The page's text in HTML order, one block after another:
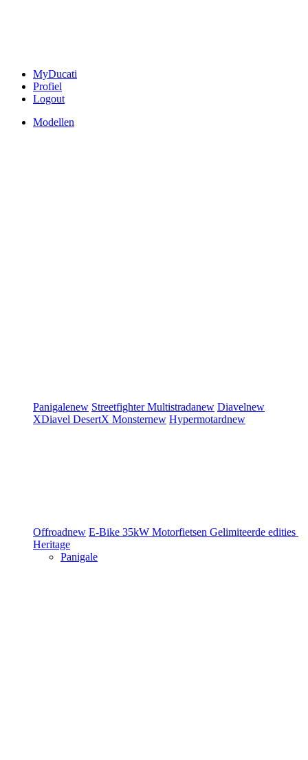
MyDucati
Profiel
Logout
Modellen
Panigalenew StreetfighterMultistradanew Diavelnew
XDiavel DesertX Monsternew Hypermotardnew
Offroadnew E-Bike 35kW Motorfietsen Gelimiteerde edities
Heritage
Panigale